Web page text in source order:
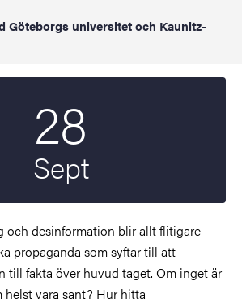
Göteborgs universitet och Kaunitz-
28
Sept
och desinformation blir allt flitigare
propaganda som syftar till att
till fakta över huvud taget. Om inget är
helst vara sant? Hur hitta